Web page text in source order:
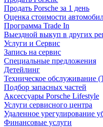
Продать Porsche за 1 день
Оценка стоимости
Программа Trade In
Выездной выкуп в других
Услуги и Сервис
Запись на сервис
Специальные предложения
Детейлинг
Техническое обслуживание
Подбор запасных частей
Аксессуары Porsche Lifestyle
Услуги сервисного центра
Удаленное урегулирование
Финансовые услуги